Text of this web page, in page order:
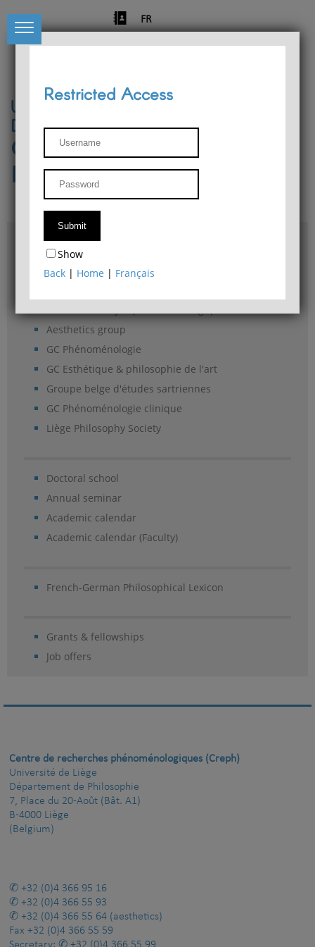
FR
University of Liège
Départment of Philosophy
Center for Phenomenological
Research
Access & maps
Philosophy Department Library
Aesthetics group
GC Phénoménologie
GC Esthétique & philosophie de l'art
Groupe belge d'études sartriennes
GC Phénoménologie clinique
Liège Philosophy Society
Doctoral school
Annual seminar
Academic calendar
Academic calendar (Faculty)
French-German Philosophical Lexicon
Grants & fellowships
Job offers
Restricted Access
Show
Back | Home | Français
Centre de recherches phénoménologiques (Creph)
Université de Liège
Département de Philosophie
7, Place du 20-Août (Bât. A1)
B-4000 Liège
(Belgium)
+32 (0)4 366 95 16
+32 (0)4 366 55 93
+32 (0)4 366 55 64 (aesthetics)
Fax +32 (0)4 366 55 59